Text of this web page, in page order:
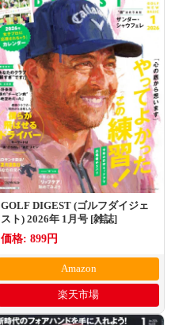
GOLF DIGEST (ゴルフダイジェ
スト) 2026年 1月号 [雑誌]
価格: 899円
Amazon
楽天市場